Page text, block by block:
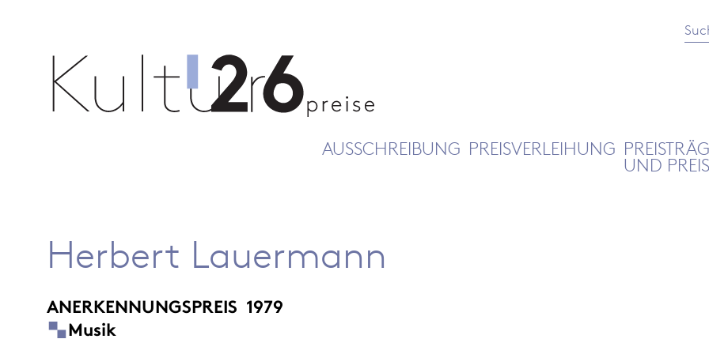
AUSSCHREIBUNG PREISVERLEIHUNG
UND
Herbert Lauermann
ANERKENNUNGSPREIS 1979
Musik